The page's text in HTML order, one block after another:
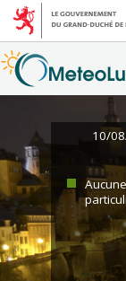
10/